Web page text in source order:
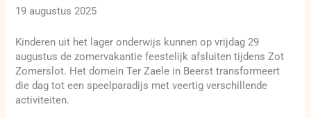
19 augustus 2025
Kinderen uit het lager onderwijs kunnen op vrijdag 29
augustus de zomervakantie feestelijk afsluiten tijdens Zot
Zomerslot. Het domein Ter Zaele in Beerst transformeert
die dag tot een speelparadijs met veertig verschillende
activiteiten.